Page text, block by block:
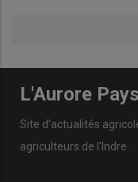
L'Aurore
Site d'actualités
agriculteurs de l'Indre.